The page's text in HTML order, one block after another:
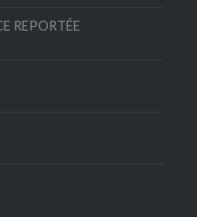
REPORTÉE